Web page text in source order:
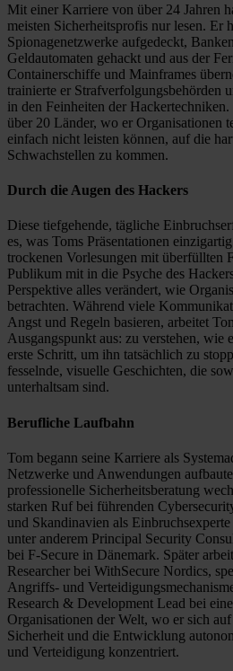
Mit einer Karriere von über 24 Jahren
meisten Sicherheitsprofis nur lesen. Er
Spionagenetzwerke aufgedeckt,
Geldautomaten gehackt und aus der
Containerschiffe und Mainframes
trainierte er Strafverfolgungsbehörden
in den Feinheiten der
über 20 Länder, wo er Organisationen
einfach nicht leisten können, auf die
Schwachstellen zu kommen.
Durch die Augen des Hackers
Diese tiefgehende, tägliche
es, was Toms Präsentationen
trockenen Vorlesungen mit überfüllten
Publikum mit in die Psyche des
Perspektive alles verändert, wie
betrachten. Während viele
Angst und Regeln basieren, arbeitet
Ausgangspunkt aus: zu verstehen, wie
erste Schritt, um ihn tatsächlich zu
fesselnde, visuelle Geschichten, die
unterhaltsam sind.
Berufliche Laufbahn
Tom begann seine Karriere als
Netzwerke und Anwendungen
professionelle Sicherheitsberatung
starken Ruf bei führenden
und Skandinavien als
unter anderem Principal Security
bei F-Secure in Dänemark. Später
Researcher bei WithSecure Nordics,
Angriffs- und
Research & Development Lead bei
Organisationen der Welt, wo er sich
Sicherheit und die Entwicklung
und Verteidigung konzentriert.